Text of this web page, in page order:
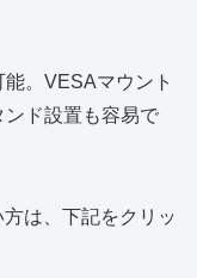
。VESAマウント
ド設置も容易で
は、下記をクリッ